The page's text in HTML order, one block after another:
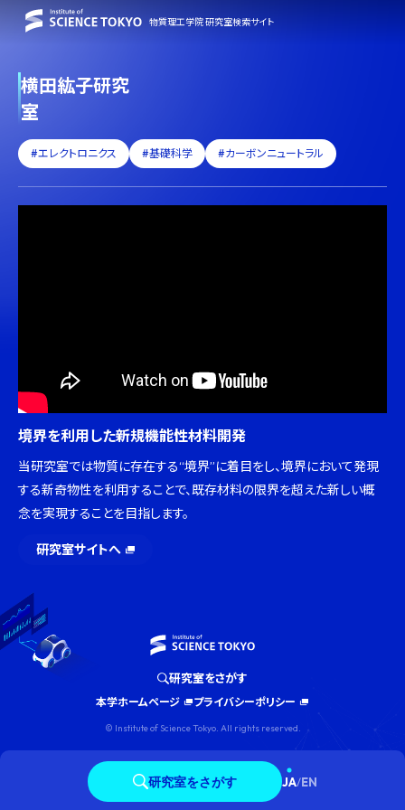
物質理工学院 研究室検索サイト
研究室をさがす JA/EN
横田紘子研究
室
#エレクトロニクス #基礎科学 #カーボンニュートラル
境界を利用した新規機能性材料開発
当研究室では物質に存在する“境界”に着目をし、境界において発現
する新奇物性を利用することで、既存材料の限界を超えた新しい概
念を実現することを目指します。
研究室サイトへ
研究室をさがす
本学ホームページ プライバシーポリシー
© Institute of Science Tokyo. All rights reserved.